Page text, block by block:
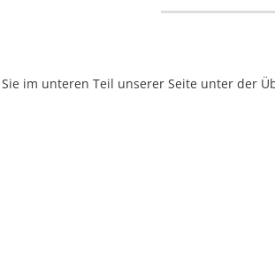
im unteren Teil unserer Seite unter der